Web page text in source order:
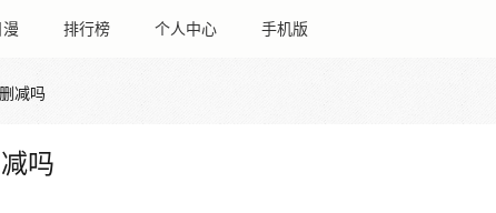
漫 排行榜 个人中心 手机版
减吗
吗